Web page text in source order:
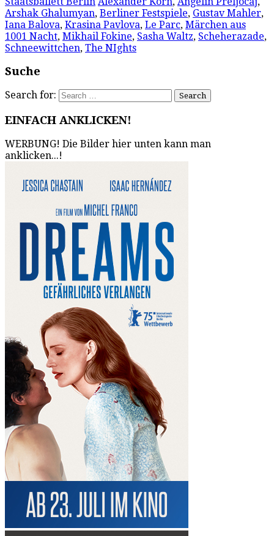
Arshak Ghalumyan, Berliner Festspiele, Gustav Mahler,
Iana Balova, Krasina Pavlova, Le Parc, Märchen aus
1001 Nacht, Mikhail Fokine, Sasha Waltz, Scheherazade,
Schneewittchen, The NIghts
Suche
Search for:
EINFACH ANKLICKEN!
WERBUNG! Die Bilder hier unten kann man
anklicken...!